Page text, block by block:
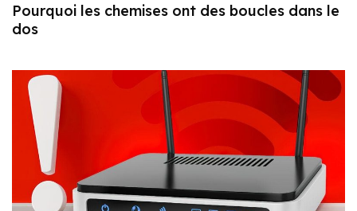
Pourquoi les chemises ont des boucles dans le
dos